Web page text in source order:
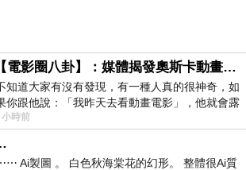
【電影圈八卦】：媒體揭發奧斯卡動畫項目投票醜聞！好萊塢為什麼看不起動畫電影？
知道大家有沒有發現，有一種人真的很神奇，如
你跟他說：「我昨天去看動畫電影」，他就會露
一種慈祥的微笑，然後問你是不是陪小
時前
Ai製圖 。 白色秋海棠花的幻形。 整體很Ai質